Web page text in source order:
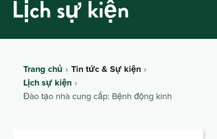
Lịch sự kiện
Trang chủ
Tin tức & Sự kiện
Lịch sự kiện
Đào tạo nhà cung cấp: Bệnh động kinh